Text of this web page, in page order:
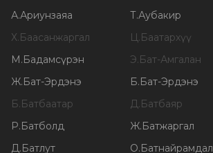
А.Ариунзаяа Т.Аубакир
Х.Баасанжаргал Ц.Баатархүү
М.Бадамсүрэн Э.Бат-Амгалан
Ж.Бат-Эрдэнэ Б.Бат-Эрдэнэ
Б.Батбаатар Д.Батбаяр
Р.Батболд Ж.Батжаргал
Д.Батлут О.Батнайрамдал